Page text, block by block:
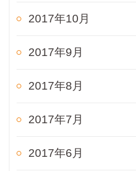
2017年10月
2017年9月
2017年8月
2017年7月
2017年6月